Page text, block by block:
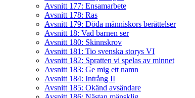
Avsnitt 177: Ensamarbete
Avsnitt 178: Ras
Avsnitt 179: Döda människors berättelser
Avsnitt 18: Vad barnen ser
Avsnitt 180: Skinnskrov
Avsnitt 181: Tio svenska storys VI
Avsnitt 182: Spratten vi spelas av minnet
Avsnitt 183: Ge mig ett namn
Avsnitt 184: Intrång II
Avsnitt 185: Okänd avsändare